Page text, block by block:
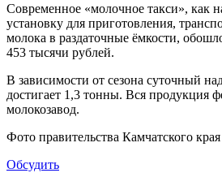
Современное «молочное такси», как
установку для приготовления,
молока в раздаточные ёмкости,
453 тысячи рублей.
В зависимости от сезона суточный
достигает 1,3 тонны. Вся продукция
молокозавод.
Фото правительства Камчатского
Обсудить